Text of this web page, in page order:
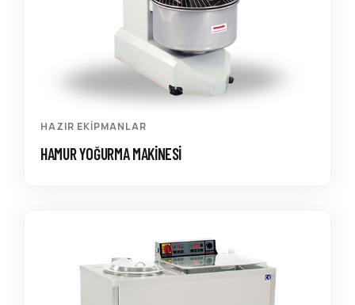
HAZIR EKIPMANLAR
HAMUR YOĞURMA MAKINESI